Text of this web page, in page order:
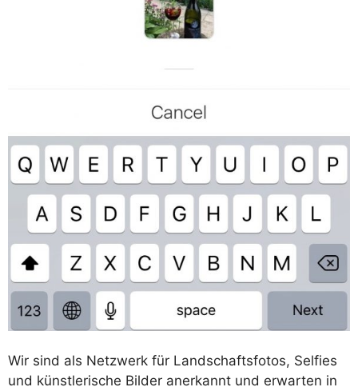
Wir sind als Netzwerk für Landschaftsfotos, Selfies
und künstlerische Bilder anerkannt und erwarten in